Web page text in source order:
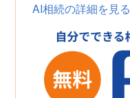
AI相続の詳細を見る